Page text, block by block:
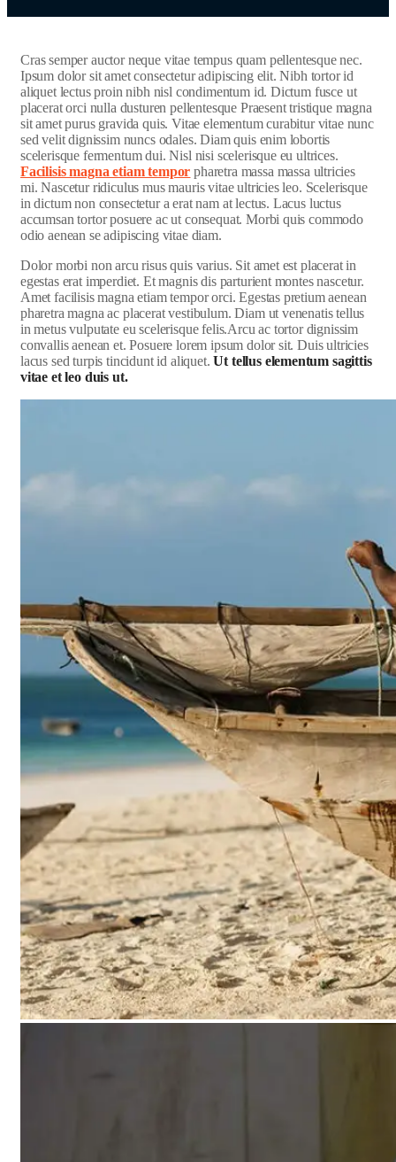
Cras semper auctor neque vitae tempus quam pellentesque nec.
Ipsum dolor sit amet consectetur adipiscing elit. Nibh tortor id
aliquet lectus proin nibh nisl condimentum id. Dictum fusce ut
placerat orci nulla dusturen pellentesque Praesent tristique magna
sit amet purus gravida quis. Vitae elementum curabitur vitae nunc
sed velit dignissim nuncs odales. Diam quis enim lobortis
scelerisque fermentum dui. Nisl nisi scelerisque eu ultrices.
Facilisis magna etiam tempor pharetra massa massa ultricies
mi. Nascetur ridiculus mus mauris vitae ultricies leo. Scelerisque
in dictum non consectetur a erat nam at lectus. Lacus luctus
accumsan tortor posuere ac ut consequat. Morbi quis commodo
odio aenean se adipiscing vitae diam.
Dolor morbi non arcu risus quis varius. Sit amet est placerat in
egestas erat imperdiet. Et magnis dis parturient montes nascetur.
Amet facilisis magna etiam tempor orci. Egestas pretium aenean
pharetra magna ac placerat vestibulum. Diam ut venenatis tellus
in metus vulputate eu scelerisque felis.Arcu ac tortor dignissim
convallis aenean et. Posuere lorem ipsum dolor sit. Duis ultricies
lacus sed turpis tincidunt id aliquet.Ut tellus elementum sagittis
vitae et leo duis ut.